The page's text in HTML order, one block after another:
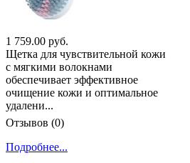
1 759.00 руб.
Щетка для чувствительной кожи
с мягкими волокнами
обеспечивает эффективное
очищение кожи и оптимальное
удалени...
Отзывов (0)
Подробнее...